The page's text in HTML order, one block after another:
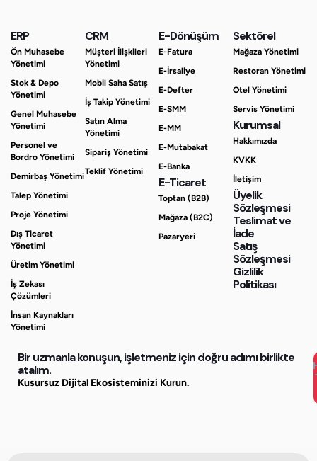
ERP
Ön Muhasebe
Yönetimi
Stok & Depo
Yönetimi
Genel Muhasebe
Yönetimi
Personel ve
Bordro Yönetimi
Demirbaş Yönetimi
Talep Yönetimi
Proje Yönetimi
Dış Ticaret
Yönetimi
Üretim Yönetimi
İş Zekası
Çözümleri
İnsan Kaynakları
Yönetimi
CRM
Müşteri İlişkileri
Yönetimi
Mobil Saha Satış
İş Takip Yönetimi
Satın Alma
Yönetimi
Sipariş Yönetimi
Teklif Yönetimi
E-Dönüşüm
E-Fatura
E-İrsaliye
E-Defter
E-SMM
E-MM
E-Mutabakat
E-Banka
E-Ticaret
Toptan (B2B)
Mağaza (B2C)
Pazaryeri
Sektörel
Mağaza Yönetimi
Restoran Yönetimi
Otel Yönetimi
Servis Yönetimi
Kurumsal
Hakkımızda
KVKK
İletişim
Üyelik
Sözleşmesi
Teslimat ve
İade
Satış
Sözleşmesi
Gizlilik
Politikası
Bir uzmanla konuşun, işletmeniz için doğru adımı birlikte
atalım.
Kusursuz Dijital Ekosisteminizi Kurun.